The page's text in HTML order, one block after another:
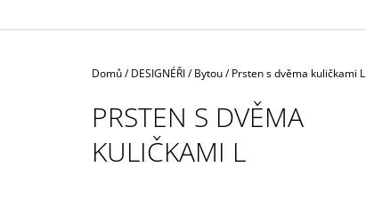
Domů/ DESIGNÉŘI/ Bytou/ Prsten s dvěma kuličkami L
PRSTEN S DVĚMA
KULIČKAMI L